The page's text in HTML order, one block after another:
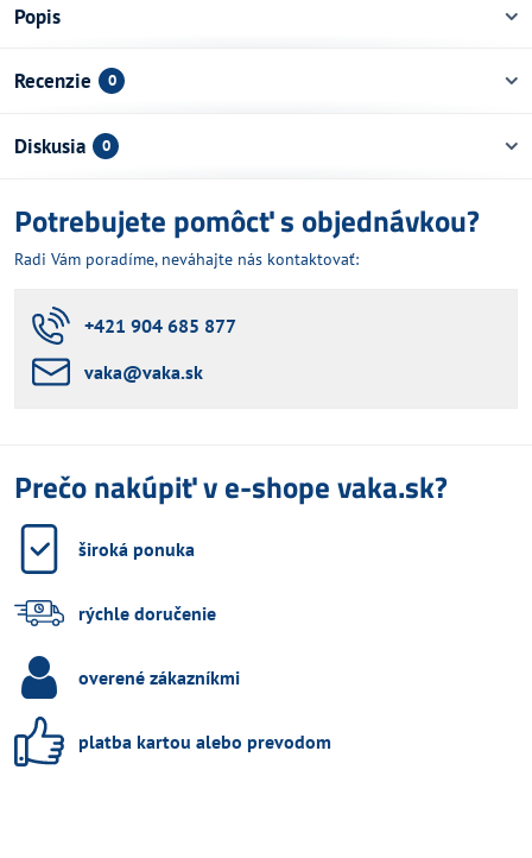
Popis
Recenzie 0
Diskusia 0
Potrebujete pomôcť s objednávkou?
Radi Vám poradíme, neváhajte nás kontaktovať:
+421 904 685 877
vaka​@vaka​.sk
Prečo nakúpiť v e-shope vaka.sk?
široká ponuka
rýchle doručenie
overené zákazníkmi
platba kartou alebo prevodom